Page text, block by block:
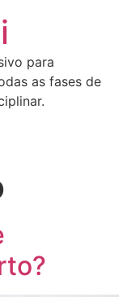
para
as fases de